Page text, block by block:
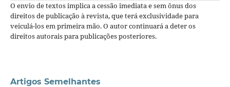
O envio de textos implica a cessão imediata e sem ônus dos
direitos de publicação à revista, que terá exclusividade para
veiculá-los em primeira mão. O autor continuará a deter os
direitos autorais para publicações posteriores.
Artigos Semelhantes